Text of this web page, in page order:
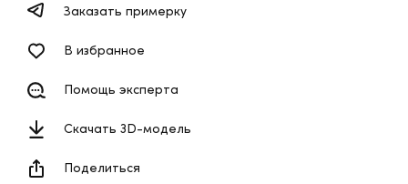
Заказать примерку
В избранное
Помощь эксперта
Скачать 3D-модель
Поделиться